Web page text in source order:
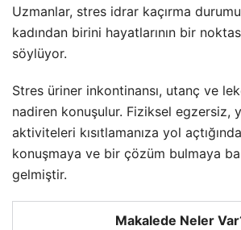
Uzmanlar, stres idrar kaçırma
kadından birini hayatlarının bir
söylüyor.
Stres üriner inkontinansı, utanç ve
nadiren konuşulur. Fiziksel egzersiz,
aktiviteleri kısıtlamanıza yol
konuşmaya ve bir çözüm bulmaya
gelmiştir.
Makalede Neler